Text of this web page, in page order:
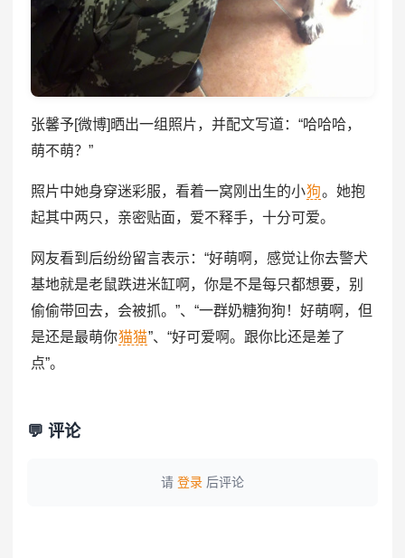
张馨予[微博]晒出一组照片，并配文写道：“哈哈哈，
萌不萌？”
照片中她身穿迷彩服，看着一窝刚出生的小狗。她抱
起其中两只，亲密贴面，爱不释手，十分可爱。
网友看到后纷纷留言表示：“好萌啊，感觉让你去警犬
基地就是老鼠跌进米缸啊，你是不是每只都想要，别
偷偷带回去，会被抓。”、“一群奶糖狗狗！好萌啊，但
是还是最萌你猫猫”、“好可爱啊。跟你比还是差了
点”。
💬 评论
请 登录 后评论